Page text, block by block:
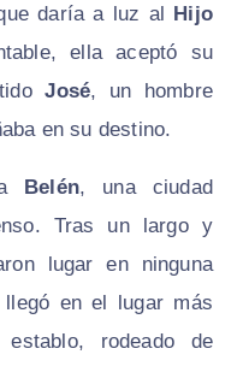
daría a luz al Hijo
ella aceptó su
José, un hombre
en su destino.
Belén, una ciudad
Tras un largo y
lugar en ninguna
llegó en el lugar más
rodeado de